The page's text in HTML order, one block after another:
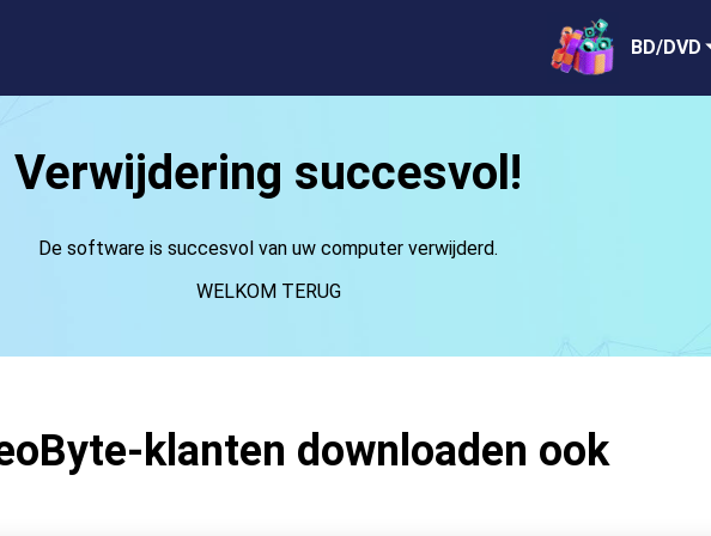
BD/DVD
Verwijdering succesvol!
De software is succesvol van uw computer verwijderd.
WELKOM TERUG
klanten downloaden ook